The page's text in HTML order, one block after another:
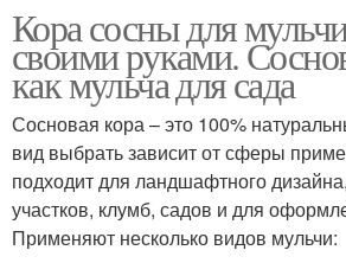
Кора сосны для
своими руками.
как мульча для сада
Сосновая кора – это 100%
вид выбрать зависит от сферы
подходит для ландшафтного
участков, клумб, садов и для
Применяют несколько видов мульчи: